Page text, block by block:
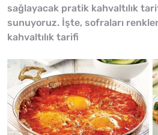
sağlayacak pratik kahvaltılık
sunuyoruz. İşte, sofraları
kahvaltılık tarifi